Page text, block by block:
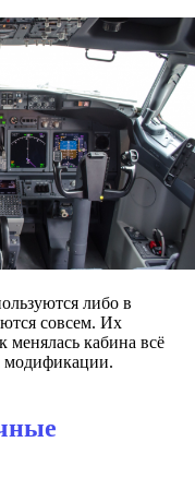
либо в
совсем. Их
кабина всё
модификации.